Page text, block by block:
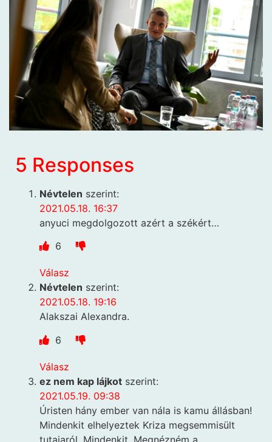
5 Responses
Névtelen szerint:
2021.05.18. 16:37
anyuci megdolgozott azért a székért…
6
Válasz
Névtelen szerint:
2021.05.18. 19:16
Alakszai Alexandra.
6
Válasz
ez nem kap lájkot szerint:
2021.05.19. 09:38
Úristen hány ember van nála is kamu állásban!
Mindenkit elhelyeztek Kriza megsemmisült
tutajaról. Mindenkit. Megnézném a